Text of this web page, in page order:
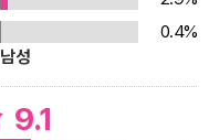
0.4%
남성
9.1